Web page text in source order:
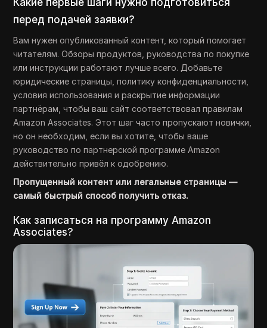
перед подачей заявки?
Вам нужен опубликованный контент, который помогает
читателям. Обзоры продуктов, руководства по покупке
или инструкции работают лучше всего. Добавьте
юридические страницы, политику конфиденциальности,
условия использования и раскрытие информации
партнёрам, чтобы ваш сайт соответствовал правилам
Amazon Associates. Этот шаг часто пропускают новички,
но он необходим, если вы хотите, чтобы ваше
руководство по партнерской программе Amazon
действительно привёл к одобрению.
Пропущенный контент или легальные страницы —
самый быстрый способ получить отказ.
Как записаться на программу Amazon
Associates?